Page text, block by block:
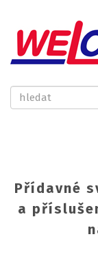
Přídavné
a